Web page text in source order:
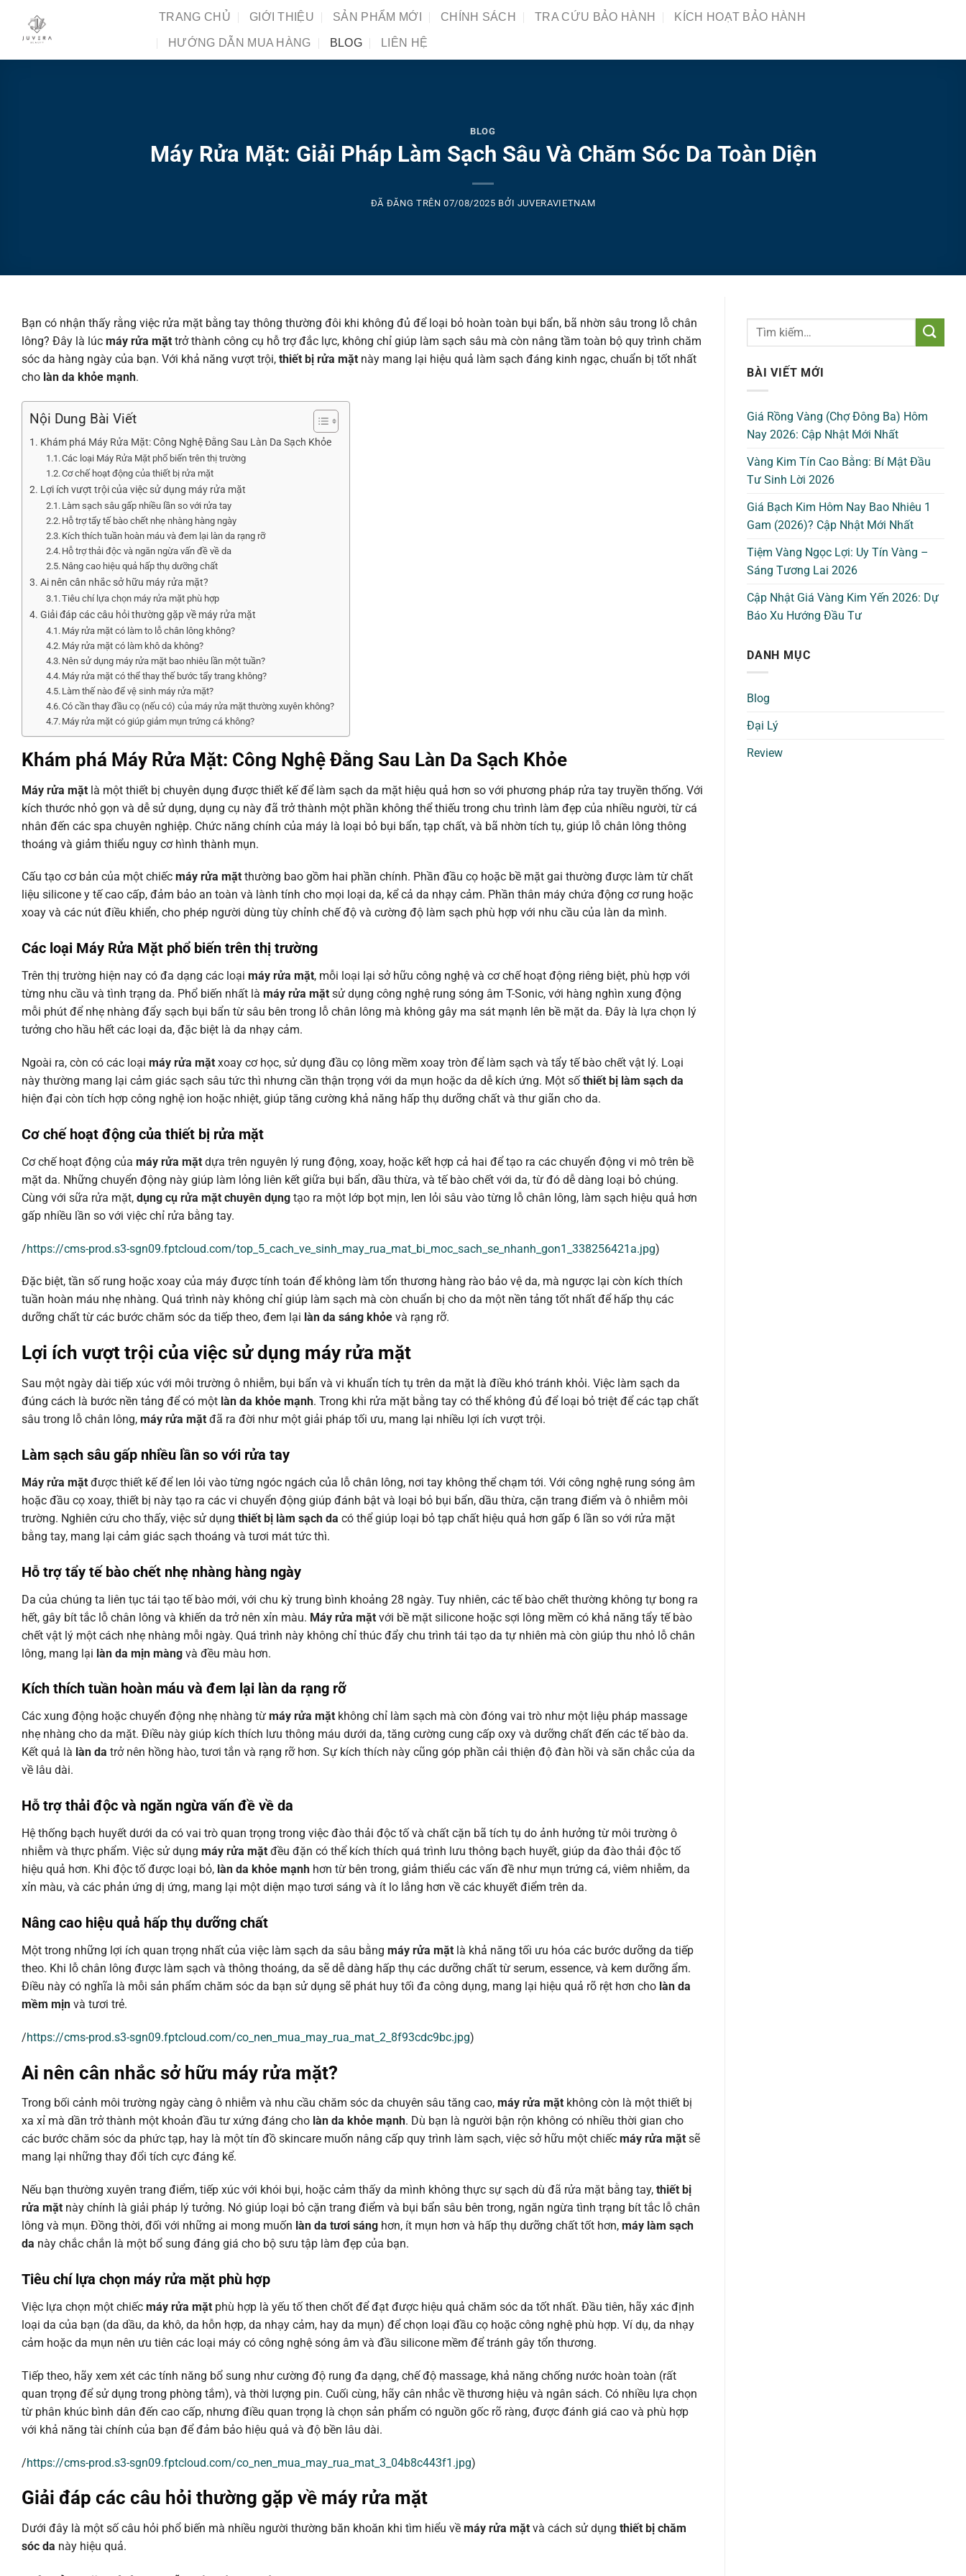
dung
TRANG CHỦ GIỚI THIỆU SẢN PHẨM MỚI CHÍNH SÁCH TRA CỨU BẢO HÀNH KÍCH HOẠT BẢO HÀNH
HƯỚNG DẪN MUA HÀNG BLOG LIÊN HỆ
BLOG
Máy Rửa Mặt: Giải Pháp Làm Sạch Sâu Và Chăm Sóc Da Toàn Diện
ĐÃ ĐĂNG TRÊN07/08/2025 BỞI JUVERAVIETNAM
Bạn có nhận thấy rằng việc rửa mặt bằng tay thông thường đôi khi không đủ để loại bỏ hoàn toàn bụi bẩn, bã nhờn sâu trong lỗ chân
lông? Đây là lúc máy rửa mặt trở thành công cụ hỗ trợ đắc lực, không chỉ giúp làm sạch sâu mà còn nâng tầm toàn bộ quy trình chăm
sóc da hàng ngày của bạn. Với khả năng vượt trội, thiết bị rửa mặt này mang lại hiệu quả làm sạch đáng kinh ngạc, chuẩn bị tốt nhất
cho làn da khỏe mạnh.
Nội Dung Bài Viết
Khám phá Máy Rửa Mặt: Công Nghệ Đằng Sau Làn Da Sạch Khỏe
Các loại Máy Rửa Mặt phổ biến trên thị trường
Cơ chế hoạt động của thiết bị rửa mặt
Lợi ích vượt trội của việc sử dụng máy rửa mặt
Làm sạch sâu gấp nhiều lần so với rửa tay
Hỗ trợ tẩy tế bào chết nhẹ nhàng hàng ngày
Kích thích tuần hoàn máu và đem lại làn da rạng rỡ
Hỗ trợ thải độc và ngăn ngừa vấn đề về da
Nâng cao hiệu quả hấp thụ dưỡng chất
Ai nên cân nhắc sở hữu máy rửa mặt?
Tiêu chí lựa chọn máy rửa mặt phù hợp
Giải đáp các câu hỏi thường gặp về máy rửa mặt
Máy rửa mặt có làm to lỗ chân lông không?
Máy rửa mặt có làm khô da không?
Nên sử dụng máy rửa mặt bao nhiêu lần một tuần?
Máy rửa mặt có thể thay thế bước tẩy trang không?
Làm thế nào để vệ sinh máy rửa mặt?
Có cần thay đầu cọ (nếu có) của máy rửa mặt thường xuyên không?
Máy rửa mặt có giúp giảm mụn trứng cá không?
Khám phá Máy Rửa Mặt: Công Nghệ Đằng Sau Làn Da Sạch Khỏe
Máy rửa mặt là một thiết bị chuyên dụng được thiết kế để làm sạch da mặt hiệu quả hơn so với phương pháp rửa tay truyền thống. Với
kích thước nhỏ gọn và dễ sử dụng, dụng cụ này đã trở thành một phần không thể thiếu trong chu trình làm đẹp của nhiều người, từ cá
nhân đến các spa chuyên nghiệp. Chức năng chính của máy là loại bỏ bụi bẩn, tạp chất, và bã nhờn tích tụ, giúp lỗ chân lông thông
thoáng và giảm thiểu nguy cơ hình thành mụn.
Cấu tạo cơ bản của một chiếc máy rửa mặt thường bao gồm hai phần chính. Phần đầu cọ hoặc bề mặt gai thường được làm từ chất
liệu silicone y tế cao cấp, đảm bảo an toàn và lành tính cho mọi loại da, kể cả da nhạy cảm. Phần thân máy chứa động cơ rung hoặc
xoay và các nút điều khiển, cho phép người dùng tùy chỉnh chế độ và cường độ làm sạch phù hợp với nhu cầu của làn da mình.
Các loại Máy Rửa Mặt phổ biến trên thị trường
Trên thị trường hiện nay có đa dạng các loại máy rửa mặt, mỗi loại lại sở hữu công nghệ và cơ chế hoạt động riêng biệt, phù hợp với
từng nhu cầu và tình trạng da. Phổ biến nhất là máy rửa mặt sử dụng công nghệ rung sóng âm T-Sonic, với hàng nghìn xung động
mỗi phút để nhẹ nhàng đẩy sạch bụi bẩn từ sâu bên trong lỗ chân lông mà không gây ma sát mạnh lên bề mặt da. Đây là lựa chọn lý
tưởng cho hầu hết các loại da, đặc biệt là da nhạy cảm.
Ngoài ra, còn có các loại máy rửa mặt xoay cơ học, sử dụng đầu cọ lông mềm xoay tròn để làm sạch và tẩy tế bào chết vật lý. Loại
này thường mang lại cảm giác sạch sâu tức thì nhưng cần thận trọng với da mụn hoặc da dễ kích ứng. Một sốthiết bị làm sạch da
hiện đại còn tích hợp công nghệ ion hoặc nhiệt, giúp tăng cường khả năng hấp thụ dưỡng chất và thư giãn cho da.
Cơ chế hoạt động của thiết bị rửa mặt
Cơ chế hoạt động của máy rửa mặt dựa trên nguyên lý rung động, xoay, hoặc kết hợp cả hai để tạo ra các chuyển động vi mô trên bề
mặt da. Những chuyển động này giúp làm lỏng liên kết giữa bụi bẩn, dầu thừa, và tế bào chết với da, từ đó dễ dàng loại bỏ chúng.
Cùng với sữa rửa mặt, dụng cụ rửa mặt chuyên dụng tạo ra một lớp bọt mịn, len lỏi sâu vào từng lỗ chân lông, làm sạch hiệu quả hơn
gấp nhiều lần so với việc chỉ rửa bằng tay.
/https://cms-prod.s3-sgn09.fptcloud.com/top_5_cach_ve_sinh_may_rua_mat_bi_moc_sach_se_nhanh_gon1_338256421a.jpg)
Đặc biệt, tần số rung hoặc xoay của máy được tính toán để không làm tổn thương hàng rào bảo vệ da, mà ngược lại còn kích thích
tuần hoàn máu nhẹ nhàng. Quá trình này không chỉ giúp làm sạch mà còn chuẩn bị cho da một nền tảng tốt nhất để hấp thụ các
dưỡng chất từ các bước chăm sóc da tiếp theo, đem lại làn da sáng khỏe và rạng rỡ.
Lợi ích vượt trội của việc sử dụng máy rửa mặt
Sau một ngày dài tiếp xúc với môi trường ô nhiễm, bụi bẩn và vi khuẩn tích tụ trên da mặt là điều khó tránh khỏi. Việc làm sạch da
đúng cách là bước nền tảng để có một làn da khỏe mạnh. Trong khi rửa mặt bằng tay có thể không đủ để loại bỏ triệt để các tạp chất
sâu trong lỗ chân lông, máy rửa mặt đã ra đời như một giải pháp tối ưu, mang lại nhiều lợi ích vượt trội.
Làm sạch sâu gấp nhiều lần so với rửa tay
Máy rửa mặt được thiết kế để len lỏi vào từng ngóc ngách của lỗ chân lông, nơi tay không thể chạm tới. Với công nghệ rung sóng âm
hoặc đầu cọ xoay, thiết bị này tạo ra các vi chuyển động giúp đánh bật và loại bỏ bụi bẩn, dầu thừa, cặn trang điểm và ô nhiễm môi
trường. Nghiên cứu cho thấy, việc sử dụng thiết bị làm sạch da có thể giúp loại bỏ tạp chất hiệu quả hơn gấp 6 lần so với rửa mặt
bằng tay, mang lại cảm giác sạch thoáng và tươi mát tức thì.
Hỗ trợ tẩy tế bào chết nhẹ nhàng hàng ngày
Da của chúng ta liên tục tái tạo tế bào mới, với chu kỳ trung bình khoảng 28 ngày. Tuy nhiên, các tế bào chết thường không tự bong ra
hết, gây bít tắc lỗ chân lông và khiến da trở nên xỉn màu. Máy rửa mặt với bề mặt silicone hoặc sợi lông mềm có khả năng tẩy tế bào
chết vật lý một cách nhẹ nhàng mỗi ngày. Quá trình này không chỉ thúc đẩy chu trình tái tạo da tự nhiên mà còn giúp thu nhỏ lỗ chân
lông, mang lại làn da mịn màng và đều màu hơn.
Kích thích tuần hoàn máu và đem lại làn da rạng rỡ
Các xung động hoặc chuyển động nhẹ nhàng từ máy rửa mặt không chỉ làm sạch mà còn đóng vai trò như một liệu pháp massage
nhẹ nhàng cho da mặt. Điều này giúp kích thích lưu thông máu dưới da, tăng cường cung cấp oxy và dưỡng chất đến các tế bào da.
Kết quả là làn da trở nên hồng hào, tươi tắn và rạng rỡ hơn. Sự kích thích này cũng góp phần cải thiện độ đàn hồi và săn chắc của da
về lâu dài.
Hỗ trợ thải độc và ngăn ngừa vấn đề về da
Hệ thống bạch huyết dưới da có vai trò quan trọng trong việc đào thải độc tố và chất cặn bã tích tụ do ảnh hưởng từ môi trường ô
nhiễm và thực phẩm. Việc sử dụng máy rửa mặt đều đặn có thể kích thích quá trình lưu thông bạch huyết, giúp da đào thải độc tố
hiệu quả hơn. Khi độc tố được loại bỏ, làn da khỏe mạnh hơn từ bên trong, giảm thiểu các vấn đề như mụn trứng cá, viêm nhiễm, da
xỉn màu, và các phản ứng dị ứng, mang lại một diện mạo tươi sáng và ít lo lắng hơn về các khuyết điểm trên da.
Nâng cao hiệu quả hấp thụ dưỡng chất
Một trong những lợi ích quan trọng nhất của việc làm sạch da sâu bằng máy rửa mặt là khả năng tối ưu hóa các bước dưỡng da tiếp
theo. Khi lỗ chân lông được làm sạch và thông thoáng, da sẽ dễ dàng hấp thụ các dưỡng chất từ serum, essence, và kem dưỡng ẩm.
Điều này có nghĩa là mỗi sản phẩm chăm sóc da bạn sử dụng sẽ phát huy tối đa công dụng, mang lại hiệu quả rõ rệt hơn cho làn da
mềm mịn và tươi trẻ.
/https://cms-prod.s3-sgn09.fptcloud.com/co_nen_mua_may_rua_mat_2_8f93cdc9bc.jpg)
Ai nên cân nhắc sở hữu máy rửa mặt?
Trong bối cảnh môi trường ngày càng ô nhiễm và nhu cầu chăm sóc da chuyên sâu tăng cao, máy rửa mặt không còn là một thiết bị
xa xỉ mà dần trở thành một khoản đầu tư xứng đáng cho làn da khỏe mạnh. Dù bạn là người bận rộn không có nhiều thời gian cho
các bước chăm sóc da phức tạp, hay là một tín đồ skincare muốn nâng cấp quy trình làm sạch, việc sở hữu một chiếc máy rửa mặt sẽ
mang lại những thay đổi tích cực đáng kể.
Nếu bạn thường xuyên trang điểm, tiếp xúc với khói bụi, hoặc cảm thấy da mình không thực sự sạch dù đã rửa mặt bằng tay, thiết bị
rửa mặt này chính là giải pháp lý tưởng. Nó giúp loại bỏ cặn trang điểm và bụi bẩn sâu bên trong, ngăn ngừa tình trạng bít tắc lỗ chân
lông và mụn. Đồng thời, đối với những ai mong muốn làn da tươi sáng hơn, ít mụn hơn và hấp thụ dưỡng chất tốt hơn, máy làm sạch
da này chắc chắn là một bổ sung đáng giá cho bộ sưu tập làm đẹp của bạn.
Tiêu chí lựa chọn máy rửa mặt phù hợp
Việc lựa chọn một chiếc máy rửa mặt phù hợp là yếu tố then chốt để đạt được hiệu quả chăm sóc da tốt nhất. Đầu tiên, hãy xác định
loại da của bạn (da dầu, da khô, da hỗn hợp, da nhạy cảm, hay da mụn) để chọn loại đầu cọ hoặc công nghệ phù hợp. Ví dụ, da nhạy
cảm hoặc da mụn nên ưu tiên các loại máy có công nghệ sóng âm và đầu silicone mềm để tránh gây tổn thương.
Tiếp theo, hãy xem xét các tính năng bổ sung như cường độ rung đa dạng, chế độ massage, khả năng chống nước hoàn toàn (rất
quan trọng để sử dụng trong phòng tắm), và thời lượng pin. Cuối cùng, hãy cân nhắc về thương hiệu và ngân sách. Có nhiều lựa chọn
từ phân khúc bình dân đến cao cấp, nhưng điều quan trọng là chọn sản phẩm có nguồn gốc rõ ràng, được đánh giá cao và phù hợp
với khả năng tài chính của bạn để đảm bảo hiệu quả và độ bền lâu dài.
/https://cms-prod.s3-sgn09.fptcloud.com/co_nen_mua_may_rua_mat_3_04b8c443f1.jpg)
Giải đáp các câu hỏi thường gặp về máy rửa mặt
Dưới đây là một số câu hỏi phổ biến mà nhiều người thường băn khoăn khi tìm hiểu về máy rửa mặt và cách sử dụng thiết bị chăm
sóc da này hiệu quả.
BÀI VIẾT MỚI
Giá Rồng Vàng (Chợ Đông Ba) Hôm
Nay 2026: Cập Nhật Mới Nhất
Vàng Kim Tín Cao Bằng: Bí Mật Đầu
Tư Sinh Lời 2026
Giá Bạch Kim Hôm Nay Bao Nhiêu 1
Gam (2026)? Cập Nhật Mới Nhất
Tiệm Vàng Ngọc Lợi: Uy Tín Vàng –
Sáng Tương Lai 2026
Cập Nhật Giá Vàng Kim Yến 2026: Dự
Báo Xu Hướng Đầu Tư
DANH MỤC
Blog
Đại Lý
Review